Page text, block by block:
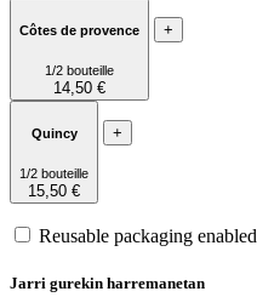
Côtes de provence
1/2 bouteille
14,50 €
+
Quincy
1/2 bouteille
15,50 €
+
Reusable packaging enabled
Jarri gurekin harremanetan